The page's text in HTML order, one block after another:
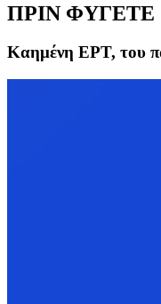
ΠΡΙΝ ΦΥΓΕΤΕ
Καημένη ΕΡΤ, του